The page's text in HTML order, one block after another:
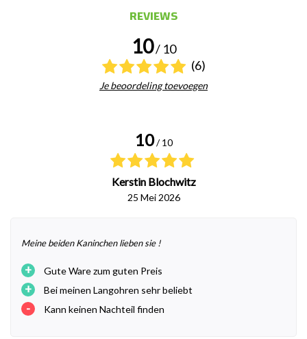
REVIEWS
10/ 10
(6)
Je beoordeling toevoegen
10 / 10
Kerstin Blochwitz
25 Mei 2026
Meine beiden Kaninchen lieben sie !
+ Gute Ware zum guten Preis
+ Bei meinen Langohren sehr beliebt
- Kann keinen Nachteil finden